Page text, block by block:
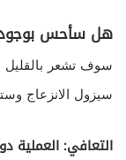
هل سأحس
سوف تشعر بالقليل
سيزول الانزعاج